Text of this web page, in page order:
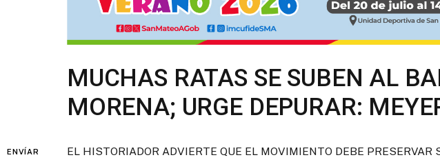
MUCHAS RATAS SE SUBEN AL
MORENA; URGE DEPURAR:
ENVÍAR
EL HISTORIADOR ADVIERTE QUE EL MOVIMIENTO DEBE PRESERVAR